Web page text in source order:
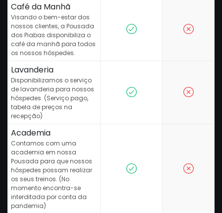
Café da Manhã
Visando o bem-estar dos
nossos clientes, a Pousada
dos Piabas disponibiliza o
café da manhã para todos
os nossos hóspedes.
Lavanderia
Disponibilizamos o serviço
de lavanderia para nossos
hóspedes. (Serviço pago,
tabela de preços na
recepção)
Academia
Contamos com uma
academia em nossa
Pousada para que nossos
hóspedes possam realizar
os seus treinos. (No
momento encontra-se
interditada por conta da
pandemia)